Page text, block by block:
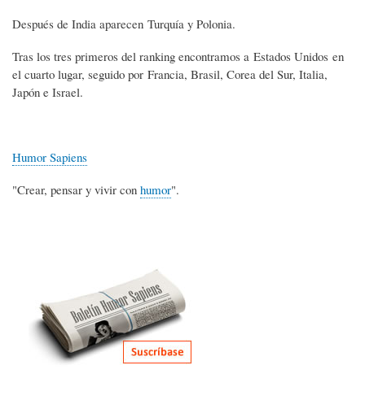
Después de India aparecen Turquía y Polonia.
Tras los tres primeros del ranking encontramos a Estados Unidos en
el cuarto lugar, seguido por Francia, Brasil, Corea del Sur, Italia,
Japón e Israel.
Humor Sapiens
"Crear, pensar y vivir con humor".